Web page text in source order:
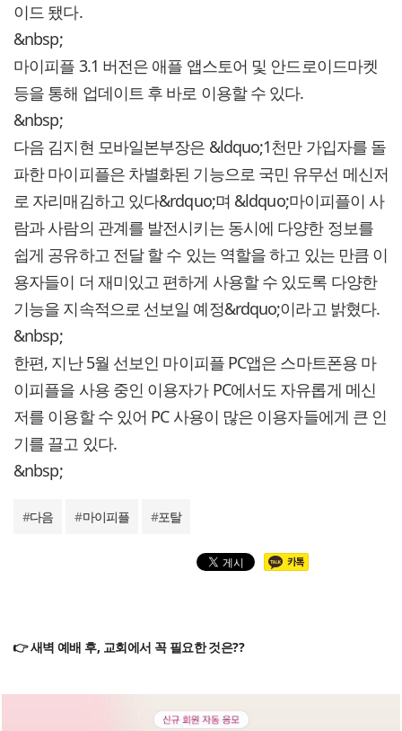
이드 됐다.
&nbsp;
마이피플 3.1 버전은 애플 앱스토어 및 안드로이드마켓
등을 통해 업데이트 후 바로 이용할 수 있다.
&nbsp;
다음 김지현 모바일본부장은 &ldquo;1천만 가입자를 돌
파한 마이피플은 차별화된 기능으로 국민 유무선 메신저
로 자리매김하고 있다&rdquo;며 &ldquo;마이피플이 사
람과 사람의 관계를 발전시키는 동시에 다양한 정보를
쉽게 공유하고 전달 할 수 있는 역할을 하고 있는 만큼 이
용자들이 더 재미있고 편하게 사용할 수 있도록 다양한
기능을 지속적으로 선보일 예정&rdquo;이라고 밝혔다.
&nbsp;
한편, 지난 5월 선보인 마이피플 PC앱은 스마트폰용 마
이피플을 사용 중인 이용자가 PC에서도 자유롭게 메신
저를 이용할 수 있어 PC 사용이 많은 이용자들에게 큰 인
기를 끌고 있다.
&nbsp;
#다음 #마이피플 #포탈
👉 새벽 예배 후, 교회에서 꼭 필요한 것은??